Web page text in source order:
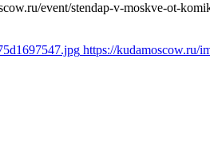
event/stendap-v-moskve-ot-
https://kudamoscow.ru/